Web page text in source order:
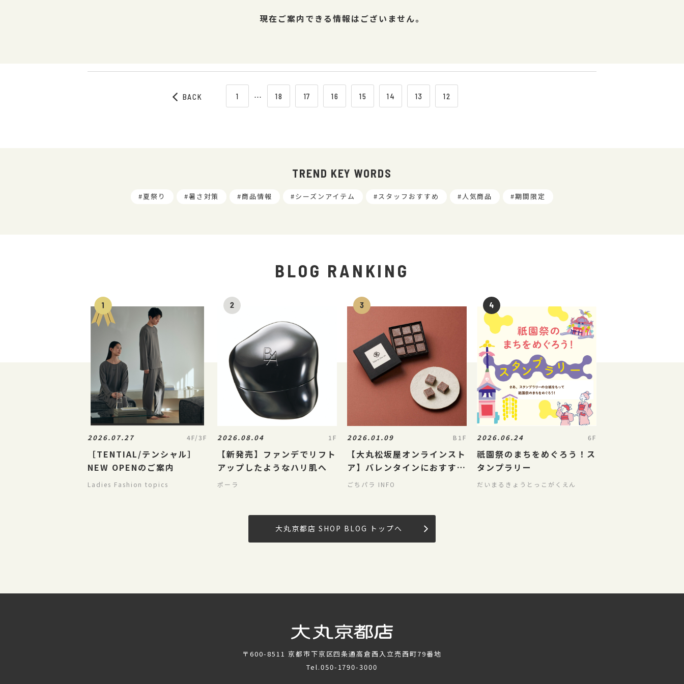
現在ご案内できる情報はございません。
BACK 1 ⋯ 18 17 16 15 14 13 12
TREND KEY WORDS
夏祭り 暑さ対策 商品情報 シーズンアイテム スタッフおすすめ 人気商品 期間限定
BLOG RANKING
2026.07.27 4F/3F
［TENTIAL/テンシャル］
NEW OPENのご案内
Ladies Fashion topics
2026.08.04 1F
【新発売】ファンデでリフト
アップしたようなハリ肌へ
ポーラ
2026.01.09 B1F
【大丸松坂屋オンラインスト
ア】バレンタインにおすす
め！和スイーツ特集
ごちパラ INFO
2026.06.24 6F
祇園祭のまちをめぐろう！ス
タンプラリー
だいまるきょうとっこがくえん
大丸京都店 SHOP BLOG トップへ
〒600-8511 京都市下京区四条通高倉西入立売西町79番地
Tel.050-1790-3000